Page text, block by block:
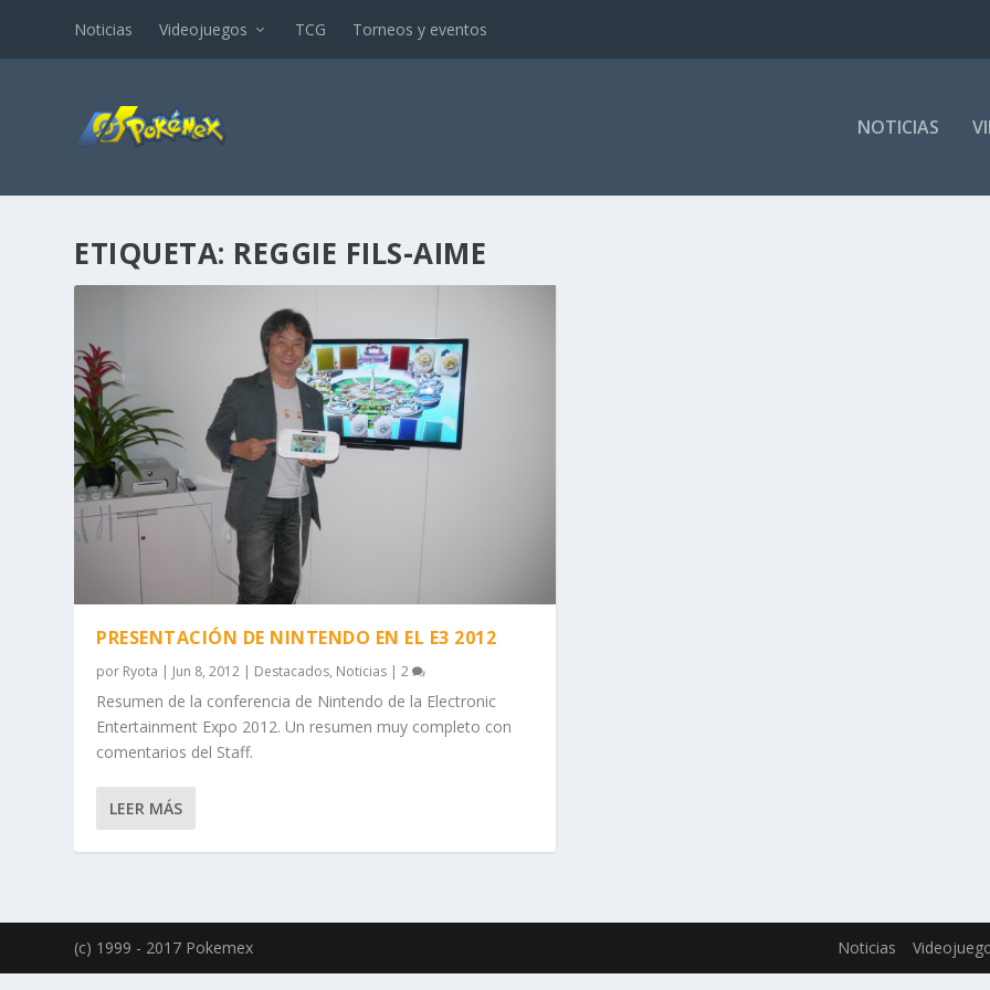
Noticias Videojuegos TCG Torneos y eventos
NOTICIAS
ETIQUETA: REGGIE FILS-AIME
PRESENTACIÓN DE NINTENDO EN EL E3 2012
por Ryota | Jun 8, 2012 | Destacados, Noticias |2
Resumen de la conferencia de Nintendo de la Electronic
Entertainment Expo 2012. Un resumen muy completo con
comentarios del Staff.
LEER MÁS
(c) 1999 - 2017 Pokemex Noticias